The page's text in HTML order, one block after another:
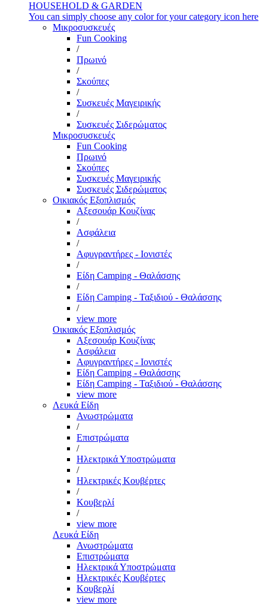
HOUSEHOLD & GARDEN
You can simply choose any color for your category icon here
Μικροσυσκευές
Fun Cooking
/
Πρωινό
/
Σκούπες
/
Συσκευές Μαγειρικής
/
Συσκευές Σιδερώματος
Μικροσυσκευές
Fun Cooking
Πρωινό
Σκούπες
Συσκευές Μαγειρικής
Συσκευές Σιδερώματος
Οικιακός Εξοπλισμός
Αξεσουάρ Κουζίνας
/
Ασφάλεια
/
Αφυγραντήρες - Ιονιστές
/
Είδη Camping - Θαλάσσης
/
Είδη Camping - Ταξιδιού - Θαλάσσης
/
view more
Οικιακός Εξοπλισμός
Αξεσουάρ Κουζίνας
Ασφάλεια
Αφυγραντήρες - Ιονιστές
Είδη Camping - Θαλάσσης
Είδη Camping - Ταξιδιού - Θαλάσσης
view more
Λευκά Είδη
Ανωστρώματα
/
Επιστρώματα
/
Ηλεκτρικά Υποστρώματα
/
Ηλεκτρικές Κουβέρτες
/
Κουβερλί
/
view more
Λευκά Είδη
Ανωστρώματα
Επιστρώματα
Ηλεκτρικά Υποστρώματα
Ηλεκτρικές Κουβέρτες
Κουβερλί
view more